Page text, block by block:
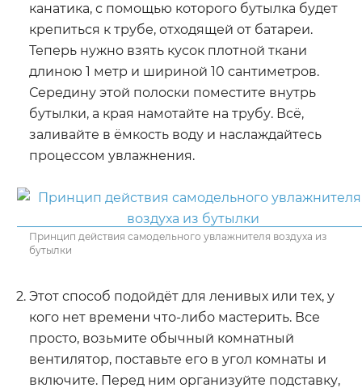
канатика, с помощью которого бутылка будет
крепиться к трубе, отходящей от батареи.
Теперь нужно взять кусок плотной ткани
длиною 1 метр и шириной 10 сантиметров.
Середину этой полоски поместите внутрь
бутылки, а края намотайте на трубу. Всё,
заливайте в ёмкость воду и наслаждайтесь
процессом увлажнения.
Принцип действия самодельного увлажнителя воздуха из
бутылки
Этот способ подойдёт для ленивых или тех, у
кого нет времени что-либо мастерить. Все
просто, возьмите обычный комнатный
вентилятор, поставьте его в угол комнаты и
включите. Перед ним организуйте подставку,